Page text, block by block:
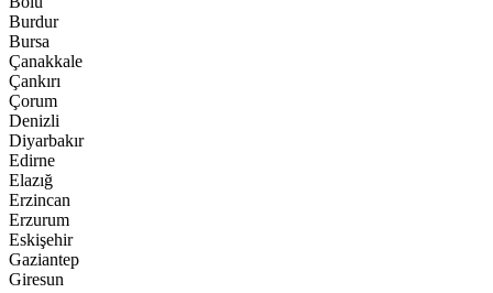
Burdur
Bursa
Çanakkale
Çankırı
Çorum
Denizli
Diyarbakır
Edirne
Elazığ
Erzincan
Erzurum
Eskişehir
Gaziantep
Giresun